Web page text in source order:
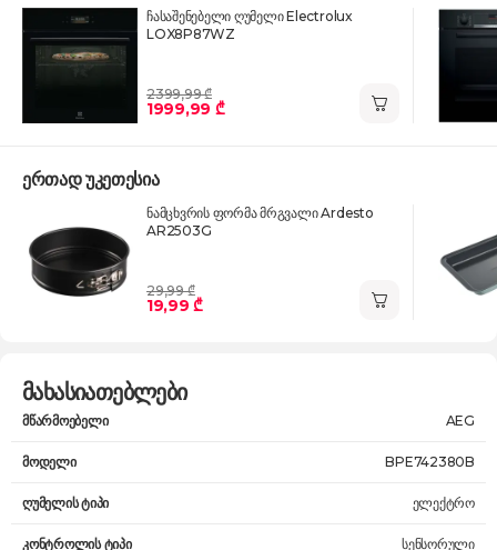
ჩასაშენებელი ღუმელი Electrolux
LOX8P87WZ
2399,99 ₾
1999,99 ₾
ერთად უკეთესია
ნამცხვრის ფორმა მრგვალი Ardesto
AR2503G
29,99 ₾
19,99 ₾
მახასიათებლები
მწარმოებელი AEG
მოდელი BPE742380B
ღუმელის ტიპი ელექტრო
კონტროლის ტიპი სენსორული